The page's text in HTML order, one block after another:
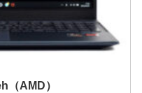
（AMD）